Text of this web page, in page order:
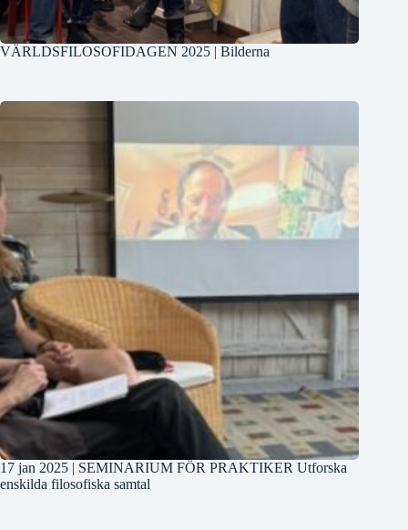
VÄRLDSFILOSOFIDAGEN 2025 | Bilderna
17 jan 2025 | SEMINARIUM FÖR PRAKTIKER Utforska
enskilda filosofiska samtal